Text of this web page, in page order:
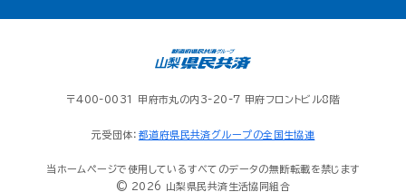
〒400-0031 甲府市丸の内3-20-7 甲府フロントビル8階
元受団体： 都道府県民共済グループの全国生協連
当ホームページで使用しているすべてのデータの無断転載を禁じます
© 2026 山梨県民共済生活協同組合